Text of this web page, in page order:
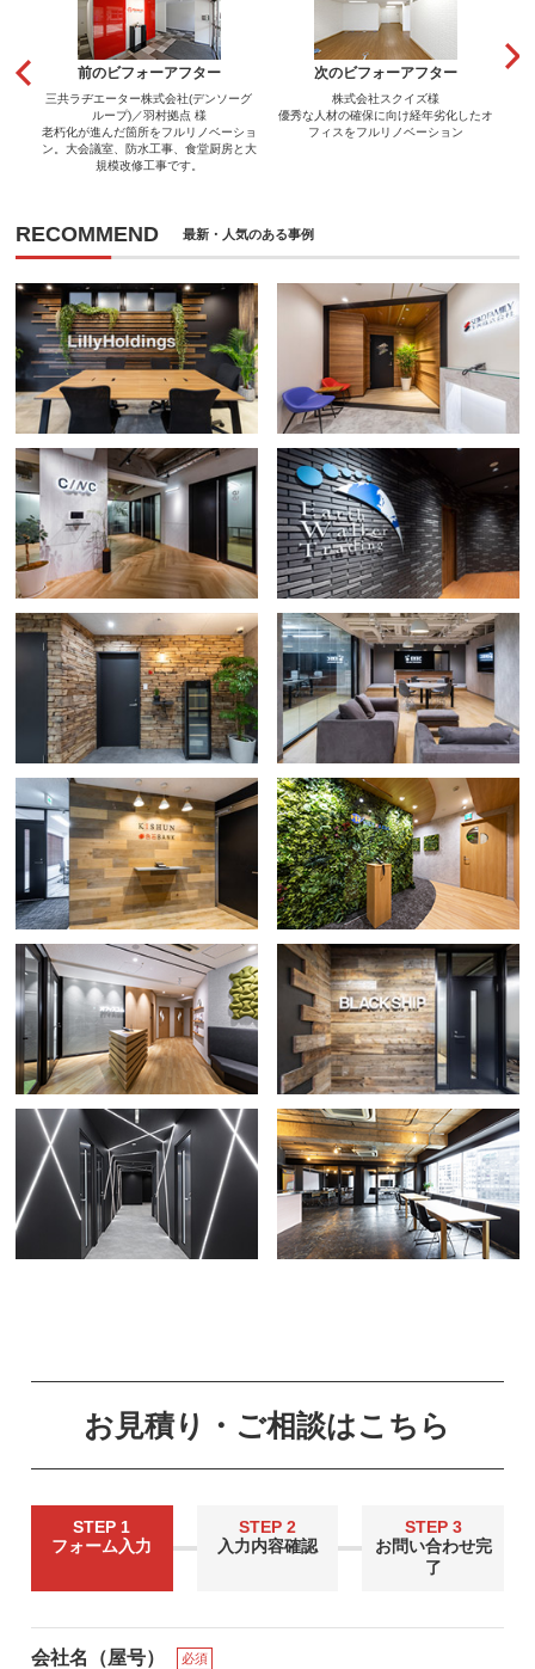
前のビフォーアフター
三共ラヂエーター株式会社(デンソーグ
ループ)／羽村拠点 様
老朽化が進んだ箇所をフルリノベーショ
ン。大会議室、防水工事、食堂厨房と大
規模改修工事です。
次のビフォーアフター
株式会社スクイズ様
優秀な人材の確保に向け経年劣化したオ
フィスをフルリノベーション
RECOMMEND 最新・人気のある事例
お見積り・ご相談はこちら
STEP 1
フォーム入力
STEP 2
入力内容確認
STEP 3
お問い合わせ完
了
会社名（屋号） 必須